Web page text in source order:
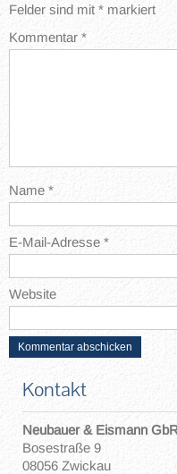
Felder sind mit * markiert
Kommentar *
Name *
E-Mail-Adresse *
Website
Kontakt
Neubauer & Eismann
Bosestraße 9
08056 Zwickau